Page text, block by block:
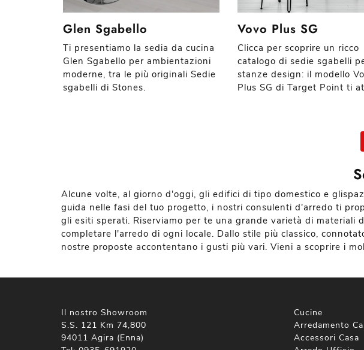
Glen Sgabello
Ti presentiamo la sedia da cucina
Glen Sgabello per ambientazioni
moderne, tra le più originali Sedie
sgabelli di Stones.
Vovo Plus SG
Clicca per scoprire un ricco
catalogo di sedie sgabelli
stanze design: il modello
Plus SG di Target Point ti
Alcune volte, al giorno d'oggi, gli edifici di tipo domestico e
guida nelle fasi del tuo progetto, i nostri consulenti d'arredo ti
gli esiti sperati. Riserviamo per te una grande varietà di materiali
completare l'arredo di ogni locale. Dallo stile più classico,
nostre proposte accontentano i gusti più vari. Vieni a scoprire i
Il nostro Showroom
S.S. 121 Km 74,800
94011 Agira (Enna)
Cucine
Arredamento
Accessori Casa